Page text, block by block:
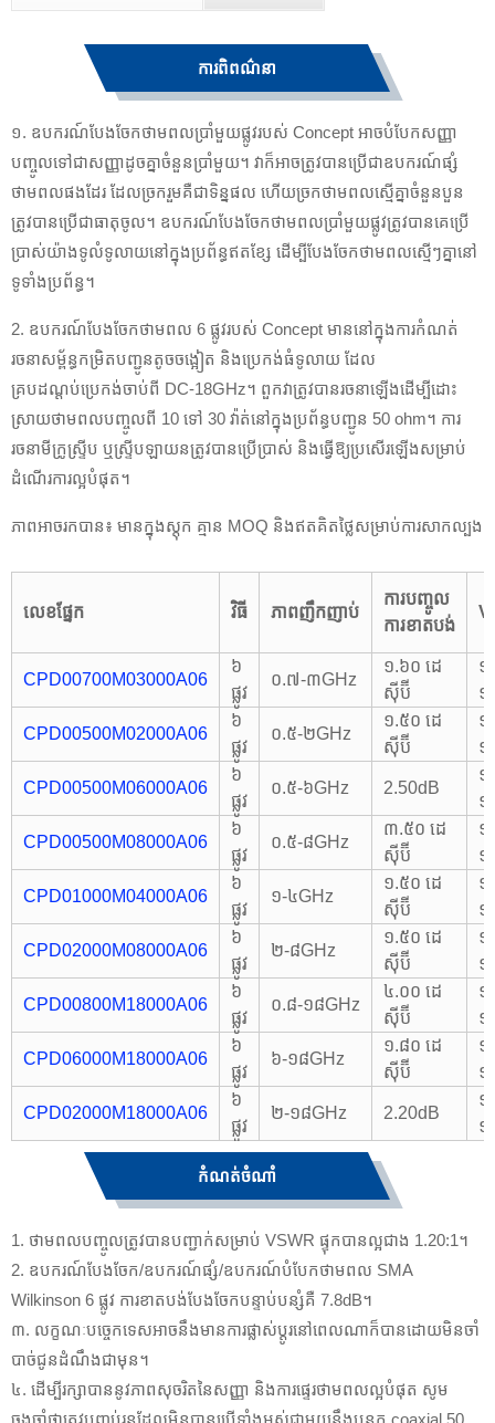
ការពិពណ៌នា
១. ឧបករណ៍បែងចែកថាមពលប្រាំមួយផ្លូវរបស់ Concept អាចបំបែកសញ្ញា
បញ្ចូលទៅជាសញ្ញាដូចគ្នាចំនួនប្រាំមួយ។ វាក៏អាចត្រូវបានប្រើជាឧបករណ៍ផ្សំ
ថាមពលផងដែរ ដែលច្រករួមគឺជាទិន្នផល ហើយច្រកថាមពលស្មើគ្នាចំនួនបួន
ត្រូវបានប្រើជាធាតុចូល។ ឧបករណ៍បែងចែកថាមពលប្រាំមួយផ្លូវត្រូវបានគេប្រើ
ប្រាស់យ៉ាងទូលំទូលាយនៅក្នុងប្រព័ន្ធឥតខ្សែ ដើម្បីបែងចែកថាមពលស្មើៗគ្នានៅ
ទូទាំងប្រព័ន្ធ។
2. ឧបករណ៍បែងចែកថាមពល 6 ផ្លូវរបស់ Concept មាននៅក្នុងការកំណត់
រចនាសម្ព័ន្ធកម្រិតបញ្ជូនតូចចង្អៀត និងប្រេកង់ធំទូលាយ ដែល
គ្របដណ្តប់ប្រេកង់ចាប់ពី DC-18GHz។ ពួកវាត្រូវបានរចនាឡើងដើម្បីដោះ
ស្រាយថាមពលបញ្ចូលពី 10 ទៅ 30 វ៉ាត់នៅក្នុងប្រព័ន្ធបញ្ជូន 50 ohm។ ការ
រចនាមីក្រូស្ទ្រីប ឬស្ទ្រីបឡាយនត្រូវបានប្រើប្រាស់ និងធ្វើឱ្យប្រសើរឡើងសម្រាប់
ដំណើរការល្អបំផុត។
ភាពអាចរកបាន៖ មានក្នុងស្តុក គ្មាន MOQ និងឥតគិតថ្លៃសម្រាប់ការសាកល្បង
លេខផ្នែក វិធី ភាពញឹកញាប់
ការបញ្ចូល
ការខាតបង់
CPD00700M03000A06
៦
ផ្លូវ
០.៧-៣GHz
១.៦០ ដេ
ស៊ីប៊ី
១
១
CPD00500M02000A06
៦
ផ្លូវ
០.៥-២GHz
១.៥០ ដេ
ស៊ីប៊ី
១
១
CPD00500M06000A06
៦
ផ្លូវ
០.៥-៦GHz 2.50dB
១
១
CPD00500M08000A06
៦
ផ្លូវ
០.៥-៨GHz
៣.៥០ ដេ
ស៊ីប៊ី
១
១
CPD01000M04000A06
៦
ផ្លូវ
១-៤GHz
១.៥០ ដេ
ស៊ីប៊ី
១
១
CPD02000M08000A06
៦
ផ្លូវ
២-៨GHz
១.៥០ ដេ
ស៊ីប៊ី
១
១
CPD00800M18000A06
៦
ផ្លូវ
០.៨-១៨GHz
៤.០០ ដេ
ស៊ីប៊ី
១
១
CPD06000M18000A06
៦
ផ្លូវ
៦-១៨GHz
១.៨០ ដេ
ស៊ីប៊ី
១
១
CPD02000M18000A06
៦
ផ្លូវ
២-១៨GHz 2.20dB
១
១
កំណត់ចំណាំ
1. ថាមពលបញ្ចូលត្រូវបានបញ្ជាក់សម្រាប់ VSWR ផ្ទុកបានល្អជាង 1.20:1។
2. ឧបករណ៍បែងចែក/ឧបករណ៍ផ្សំ/ឧបករណ៍បំបែកថាមពល SMA
Wilkinson 6 ផ្លូវ ការខាតបង់បែងចែកបន្ទាប់បន្សំគឺ 7.8dB។
៣. លក្ខណៈបច្ចេកទេសអាចនឹងមានការផ្លាស់ប្តូរនៅពេលណាក៏បានដោយមិនចាំ
បាច់ជូនដំណឹងជាមុន។
៤. ដើម្បីរក្សាបាននូវភាពសុចរិតនៃសញ្ញា និងការផ្ទេរថាមពលល្អបំផុត សូម